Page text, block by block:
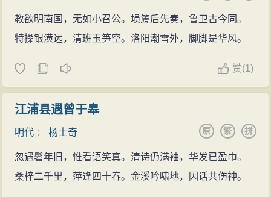
教欲明南国，无如小召公。埙篪后先奏，鲁卫古今同。
特操银潢远，清班玉笋空。洛阳潮雪外，脚脚是华风。
赞(1)
江浦县遇曾于皋
明代 ：杨士奇 拼
繁
原
忽遇髫年旧，惟看语笑真。清诗仍满袖，华发已盈巾。
桑梓二千里，萍逢四十春。金溪吟啸地，因话共伤神。